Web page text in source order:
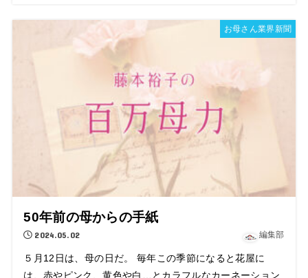
お母さん業界新聞
50年前の母からの手紙
2024.05.02 編集部
５月12日は、母の日だ。 毎年この季節になると花屋に
は、赤やピンク、黄色や白…とカラフルなカーネーション